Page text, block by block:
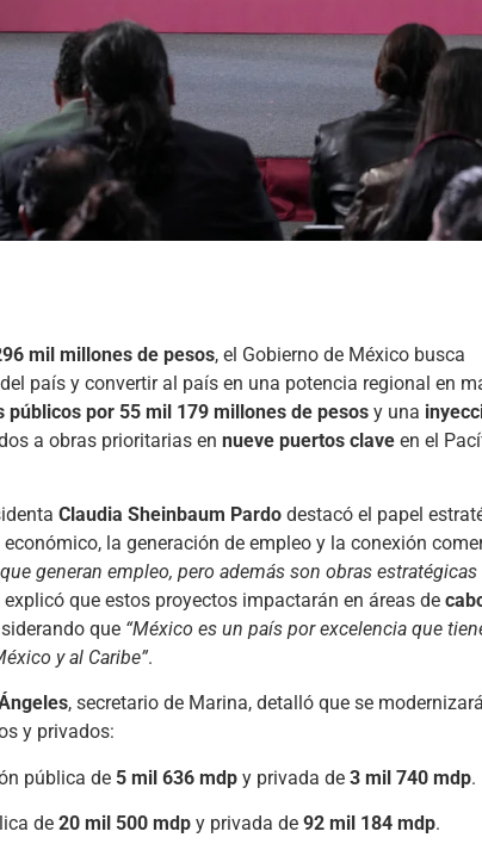
mil millones de pesos, el Gobierno de México busca
país y convertir al país en una potencia regional en
públicos por 55 mil 179 millones de pesos y una
a obras prioritarias en nueve puertos clave en el
Claudia Sheinbaum Pardo destacó el papel
la generación de empleo y la conexión
generan empleo, pero además son obras estratégicas
que estos proyectos impactarán en áreas de
que “México es un país por excelencia que
y al Caribe”.
, secretario de Marina, detalló que se
y privados:
pública de 5 mil 636 mdp y privada de 3 mil 740 mdp.
de 20 mil 500 mdp y privada de 92 mil 184 mdp.